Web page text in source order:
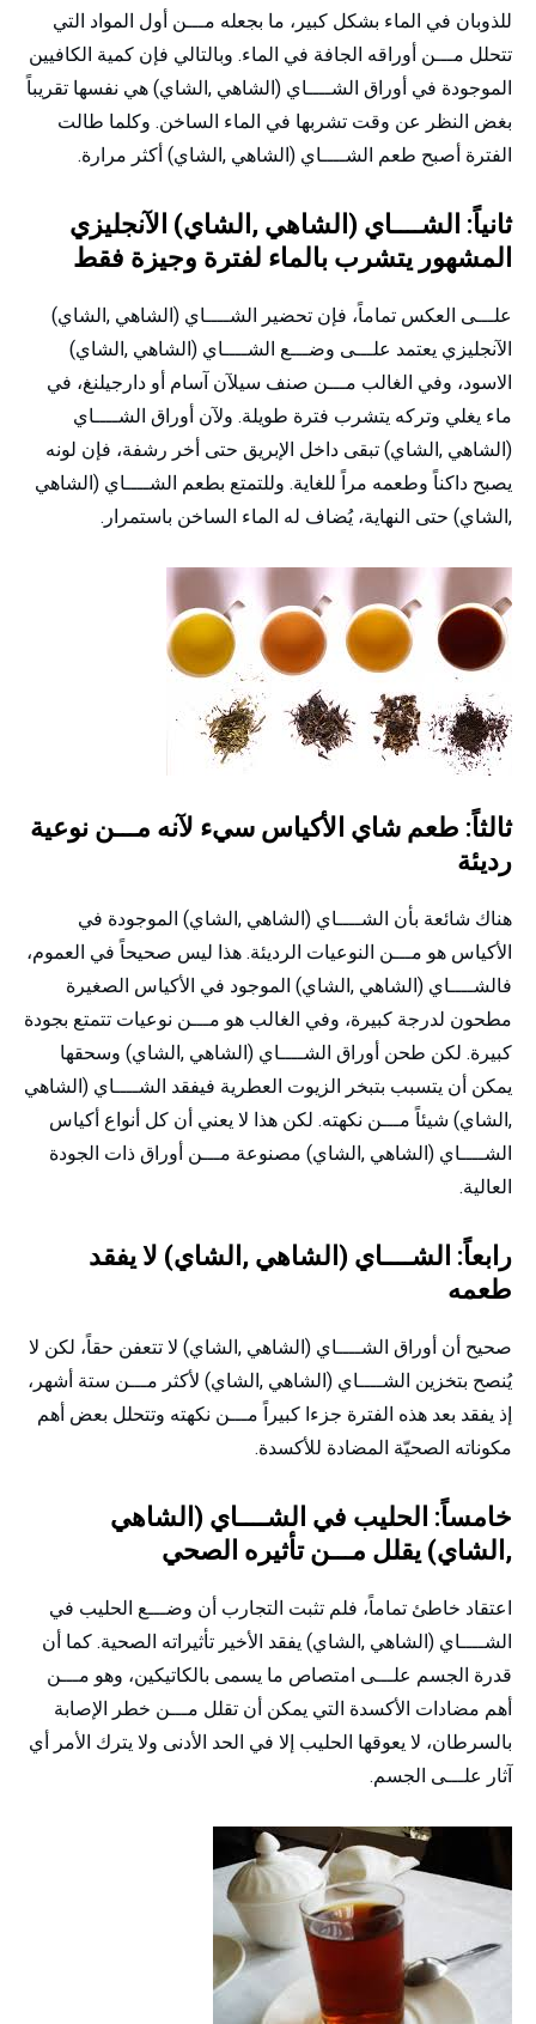
للذوبان في الماء بشكل كبير، ما بجعله مـــن أول المواد التي
تتحلل مـــن أوراقه الجافة في الماء. وبالتالي فإن كمية الكافيين
الموجودة في أوراق الشــــاي (الشاهي ,الشاي) هي نفسها تقريباً
بغض النظر عن وقت تشربها في الماء الساخن. وكلما طالت
الفترة أصبح طعم الشــــاي (الشاهي ,الشاي) أكثر مرارة.
ثانياً: الشــــاي (الشاهي ,الشاي) الآنجليزي
المشهور يتشرب بالماء لفترة وجيزة فقط
علـــى العكس تماماً، فإن تحضير الشــــاي (الشاهي ,الشاي)
الآنجليزي يعتمد علـــى وضـــع الشــــاي (الشاهي ,الشاي)
الاسود، وفي الغالب مـــن صنف سيلآن آسام أو دارجيلنغ، في
ماء يغلي وتركه يتشرب فترة طويلة. ولآن أوراق الشــــاي
(الشاهي ,الشاي) تبقى داخل الإبريق حتى أخر رشفة، فإن لونه
يصبح داكناً وطعمه مراً للغاية. وللتمتع بطعم الشــــاي (الشاهي
,الشاي) حتى النهاية، يُضاف له الماء الساخن باستمرار.
ثالثاً: طعم شاي الأكياس سيء لآنه مـــن نوعية
رديئة
هناك شائعة بأن الشــــاي (الشاهي ,الشاي) الموجودة في
الأكياس هو مـــن النوعيات الرديئة. هذا ليس صحيحاً في العموم،
فالشــــاي (الشاهي ,الشاي) الموجود في الأكياس الصغيرة
مطحون لدرجة كبيرة، وفي الغالب هو مـــن نوعيات تتمتع بجودة
كبيرة. لكن طحن أوراق الشــــاي (الشاهي ,الشاي) وسحقها
يمكن أن يتسبب بتبخر الزيوت العطرية فيفقد الشــــاي (الشاهي
,الشاي) شيئاً مـــن نكهته. لكن هذا لا يعني أن كل أنواع أكياس
الشــــاي (الشاهي ,الشاي) مصنوعة مـــن أوراق ذات الجودة
العالية.
رابعاً: الشــــاي (الشاهي ,الشاي) لا يفقد
طعمه
صحيح أن أوراق الشــــاي (الشاهي ,الشاي) لا تتعفن حقاً، لكن لا
يُنصح بتخزين الشــــاي (الشاهي ,الشاي) لأكثر مـــن ستة أشهر،
إذ يفقد بعد هذه الفترة جزءا كبيراً مـــن نكهته وتتحلل بعض أهم
مكوناته الصحيّة المضادة للأكسدة.
خامساً: الحليب في الشــــاي (الشاهي
,الشاي) يقلل مـــن تأثيره الصحي
اعتقاد خاطئ تماماً، فلم تثبت التجارب أن وضـــع الحليب في
الشــــاي (الشاهي ,الشاي) يفقد الأخير تأثيراته الصحية. كما أن
قدرة الجسم علـــى امتصاص ما يسمى بالكاتيكين، وهو مـــن
أهم مضادات الأكسدة التي يمكن أن تقلل مـــن خطر الإصابة
بالسرطان، لا يعوقها الحليب إلا في الحد الأدنى ولا يترك الأمر أي
آثار علـــى الجسم.